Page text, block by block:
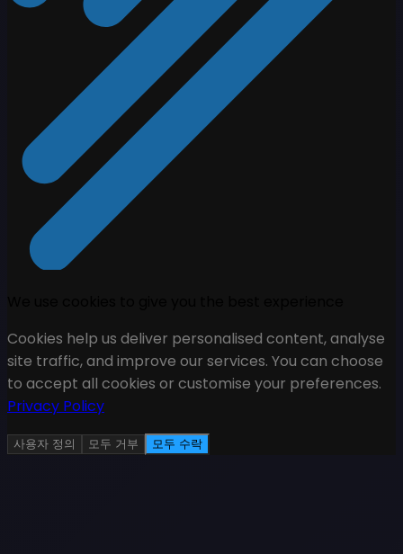
Cookies help us deliver personalised content, analyse
site traffic, and improve our services. You can choose
to accept all cookies or customise your preferences.
Privacy Policy
사용자 정의 모두 거부 모두 수락